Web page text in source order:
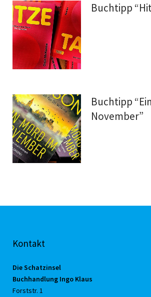
Buchtipp
Buchtipp
November”
Kontakt
Die Schatzinsel
Buchhandlung Ingo Klaus
Forststr. 1